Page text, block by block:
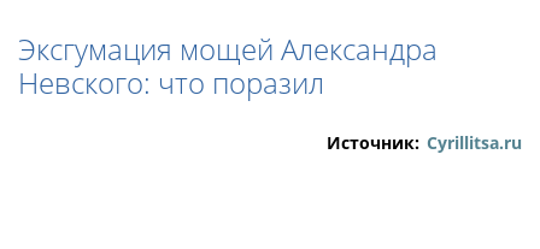
Эксгумация мощей Александра
Невского: что поразил
Источник: Cyrillitsa.ru